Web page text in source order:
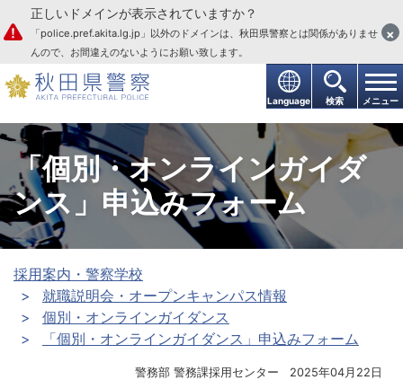
本文へ
Language 検索 メニュー
正しいドメインが表示されていますか？
「police.pref.akita.lg.jp」以外のドメインは、秋田県警察とは関係がありませ
んので、お間違えのないようにお願い致します。
×
「個別・オンラインガイダ
ンス」申込みフォーム
採用案内・警察学校
就職説明会・オープンキャンパス情報
個別・オンラインガイダンス
「個別・オンラインガイダンス」申込みフォーム
警務部 警務課採用センター
2025年04月22日